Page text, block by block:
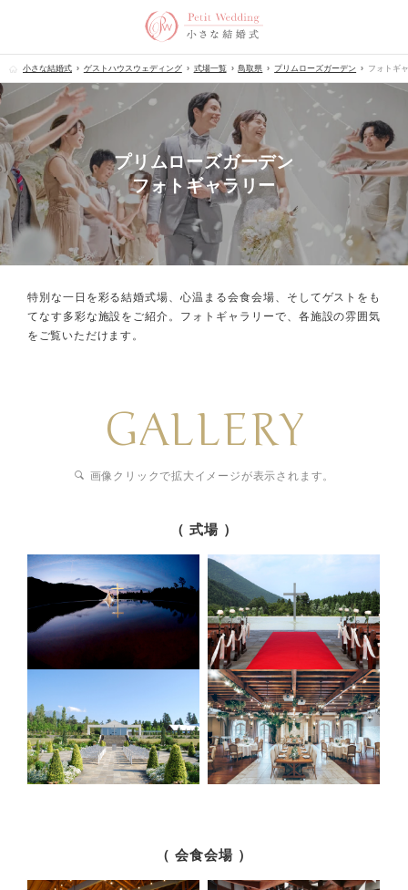
小さな結婚式 ゲストハウスウェディング 式場一覧 鳥取県 プリムローズガーデン フォトギ
プリムローズガーデン
フォトギャラリー
特別な一日を彩る結婚式場、心温まる会食会場、 そしてゲストをも
てなす多彩な施設をご紹介。フォトギャラリーで、 各施設の雰囲気
をご覧いただけます。
GALLERY
画像クリックで拡大イメージが表示されます。
（ 式場 ）
（ 会食会場 ）